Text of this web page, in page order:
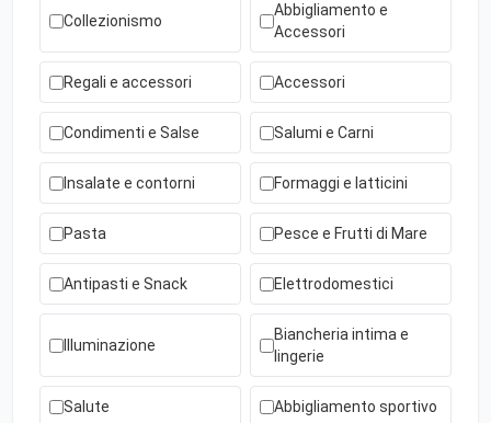
Collezionismo
Abbigliamento e
Accessori
Regali e accessori Accessori
Condimenti e Salse Salumi e Carni
Insalate e contorni Formaggi e latticini
Pasta Pesce e Frutti di Mare
Antipasti e Snack Elettrodomestici
Illuminazione
Biancheria intima e
lingerie
Salute Abbigliamento sportivo